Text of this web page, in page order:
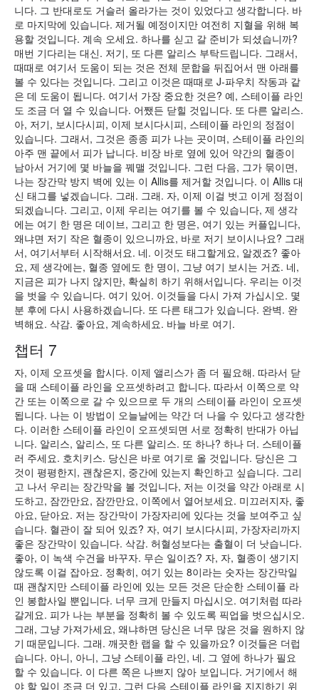
니다. 그 반대로도 거슬러 올라가는 것이 있었다고 생각합니다. 바
로 마지막에 있습니다. 제거될 예정이지만 여전히 지혈을 위해 복
용할 것입니다. 계속 오세요. 하나를 싣고 갈 준비가 되셨습니까?
매번 기다리는 대신. 저기, 또 다른 알리스 부탁드립니다. 그래서,
때때로 여기서 도움이 되는 것은 전체 문합을 뒤집어서 맨 아래를
볼 수 있다는 것입니다. 그리고 이것은 때때로 J-파우치 작동과 같
은 데 도움이 됩니다. 여기서 가장 중요한 것은? 예, 스테이플 라인
도 조금 더 열 수 있습니다. 어쨌든 닫힐 것입니다. 또 다른 알리스.
아, 저기, 보시다시피, 이제 보시다시피, 스테이플 라인의 정점이
있습니다. 그래서, 그것은 종종 피가 나는 곳이며, 스테이플 라인의
아주 맨 끝에서 피가 납니다. 비장 바로 옆에 있어 약간의 혈종이
남아서 거기에 몇 바늘을 꿰맬 것입니다. 그런 다음, 그가 묶이면,
나는 장간막 방지 벽에 있는 이 Allis를 제거할 것입니다. 이 Allis 대
신 태그를 넣겠습니다. 그래. 그래. 자, 이제 이걸 벗고 이게 정점이
되겠습니다. 그리고, 이제 우리는 여기를 볼 수 있습니다, 제 생각
에는 여기 한 명은 데이브, 그리고 한 명은, 여기 있는 커플입니다,
왜냐면 저기 작은 혈종이 있으니까요, 바로 저기 보이시나요? 그래
서, 여기서부터 시작해서요. 네. 이것도 태그할게요, 알겠죠? 좋아
요, 제 생각에는, 혈종 옆에도 한 명이, 그냥 여기 보시는 거죠. 네,
지금은 피가 나지 않지만, 확실히 하기 위해서입니다. 우리는 이것
을 벗을 수 있습니다. 여기 있어. 이것들을 다시 가져 가십시오. 몇
분 후에 다시 사용하겠습니다. 또 다른 태그가 있습니다. 완벽. 완
벽해요. 삭감. 좋아요, 계속하세요. 바늘 바로 여기.
챕터 7
자, 이제 오프셋을 합시다. 이제 앨리스가 좀 더 필요해. 따라서 닫
을 때 스테이플 라인을 오프셋하려고 합니다. 따라서 이쪽으로 약
간 또는 이쪽으로 갈 수 있으므로 두 개의 스테이플 라인이 오프셋
됩니다. 나는 이 방법이 오늘날에는 약간 더 나을 수 있다고 생각한
다. 이러한 스테이플 라인이 오프셋되면 서로 정확히 반대가 아닙
니다. 알리스, 알리스, 또 다른 알리스. 또 하나? 하나 더. 스테이플
러 주세요. 호치키스. 당신은 바로 여기로 올 것입니다. 당신은 그
것이 평평한지, 괜찮은지, 중간에 있는지 확인하고 싶습니다. 그리
고 나서 우리는 장간막을 볼 것입니다, 저는 이것을 약간 아래로 시
도하고, 잠깐만요, 잠깐만요, 이쪽에서 열어보세요. 미끄러지자, 좋
아요, 닫아요. 저는 장간막이 가장자리에 있다는 것을 보여주고 싶
습니다. 혈관이 잘 되어 있죠? 자, 여기 보시다시피, 가장자리까지
좋은 장간막이 있습니다. 삭감. 허혈성보다는 출혈이 더 낫습니다.
좋아, 이 녹색 수건을 바꾸자. 무슨 일이죠? 자, 자, 혈종이 생기지
않도록 이걸 잡아요. 정확히, 여기 있는 8이라는 숫자는 장간막일
때 괜찮지만 스테이플 라인에 있는 모든 것은 단순한 스테이플 라
인 봉합사일 뿐입니다. 너무 크게 만들지 마십시오. 여기처럼 따라
갈게요. 피가 나는 부분을 정확히 볼 수 있도록 픽업을 벗으십시오.
그래, 그냥 가져가세요, 왜냐하면 당신은 너무 많은 것을 원하지 않
기 때문입니다. 그래. 깨끗한 랩을 할 수 있을까요? 이것들은 더럽
습니다. 아니, 아니, 그냥 스테이플 라인, 네. 그 옆에 하나가 필요
할 수 있습니다. 이 다른 쪽은 나쁘지 않아 보입니다. 거기에서 해
야 할 일이 조금 더 있고, 그런 다음 스테이플 라인을 지지하기 위